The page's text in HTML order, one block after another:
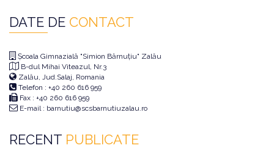
DATE DE CONTACT
Școala Gimnazială "Simion Bărnuțiu" Zalău
B-dul Mihai Viteazul, Nr.3
Zalău, Jud.Salaj, Romania
Telefon : +40 260 616 959
Fax : +40 260 616 959
E-mail : barnutiu@scsbarnutiuzalau.ro
RECENT PUBLICATE